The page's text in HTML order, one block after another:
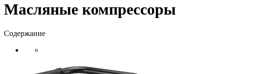
Масляные компрессоры
Содержание